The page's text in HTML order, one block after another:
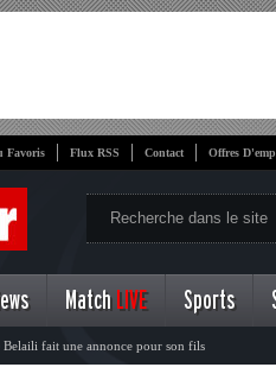
Favoris Flux RSS Contact Offres
Match LIVE Sports
Belaili fait une annonce pour son fils